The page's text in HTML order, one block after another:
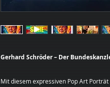
Gerhard Schröder – Der
Mit diesem expressiven Pop Art